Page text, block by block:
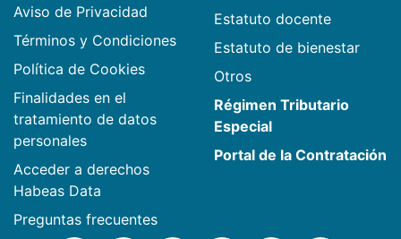
Aviso de Privacidad
Términos y Condiciones
Política de Cookies
Finalidades en el
tratamiento de datos
personales
Acceder a derechos
Habeas Data
Preguntas frecuentes
Estatuto docente
Estatuto de bienestar
Otros
Régimen Tributario
Especial
Portal de la Contratación